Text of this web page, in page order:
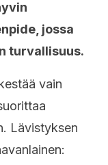
jossa
turvallisuus.
vain
Lävistyksen